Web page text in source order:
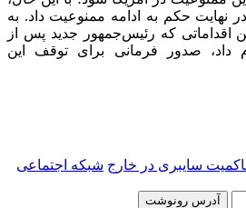
نهایت حکم به ادامه ممنوعیت داد. به
اقداماتی که رئیس‌جمهور جدید پس از
داد، صدور فرمانی برای توقف این
سایبری در خارج شبکه اجتماعی
آدرس رونوشت